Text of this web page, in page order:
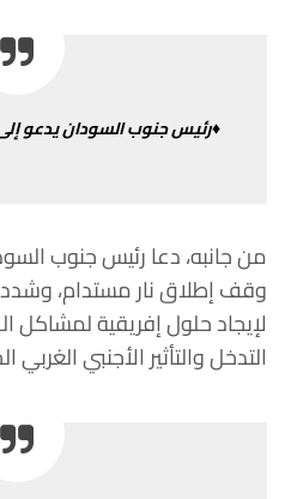
♦رئيسجنوبالسودانيدعو
منجانبه،دعارئيسجنوب
وقفإطلاقنارمستدام،وشدد
لإيجادحلولإفريقيةلمشاكل
التدخلوالتأثيرالأجنبيالغربي